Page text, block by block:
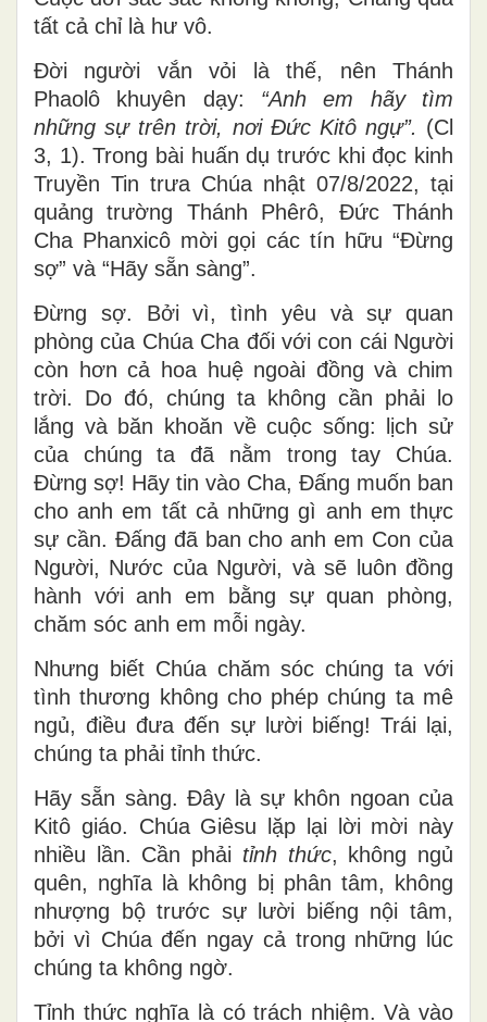
tất cả chỉ là hư vô.
Đời người vắn vỏi là thế, nên Thánh
Phaolô khuyên dạy: “Anh em hãy tìm
những sự trên trời, nơi Ðức Kitô ngự”. (Cl
3, 1). Trong bài huấn dụ trước khi đọc kinh
Truyền Tin trưa Chúa nhật 07/8/2022, tại
quảng trường Thánh Phêrô, Đức Thánh
Cha Phanxicô mời gọi các tín hữu “Đừng
sợ” và “Hãy sẵn sàng”.
Đừng sợ.
Bởi vì, tình yêu và sự quan
phòng của Chúa Cha đối với con cái Người
còn hơn cả hoa huệ ngoài đồng và chim
trời. Do đó, chúng ta không cần phải lo
lắng và băn khoăn về cuộc sống: lịch sử
của chúng ta đã nằm trong tay Chúa.
Đừng sợ! Hãy tin vào Cha, Đấng muốn ban
cho anh em tất cả những gì anh em thực
sự cần. Đấng đã ban cho anh em Con của
Người, Nước của Người, và sẽ luôn đồng
hành với anh em bằng sự quan phòng,
chăm sóc anh em mỗi ngày.
Nhưng biết Chúa chăm sóc chúng ta với
tình thương không cho phép chúng ta mê
ngủ, điều đưa đến sự lười biếng! Trái lại,
chúng ta phải tỉnh thức.
Hãy sẵn sàng. Đây là sự khôn ngoan của
Kitô giáo. Chúa Giêsu lặp lại lời mời này
nhiều lần. Cần phải tỉnh thức, không ngủ
quên, nghĩa là không bị phân tâm, không
nhượng bộ trước sự lười biếng nội tâm,
bởi vì Chúa đến ngay cả trong những lúc
chúng ta không ngờ.
Tỉnh thức nghĩa là có trách nhiệm. Và vào